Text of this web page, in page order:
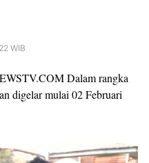
WIB
Dalam rangka
digelar mulai 02 Februari